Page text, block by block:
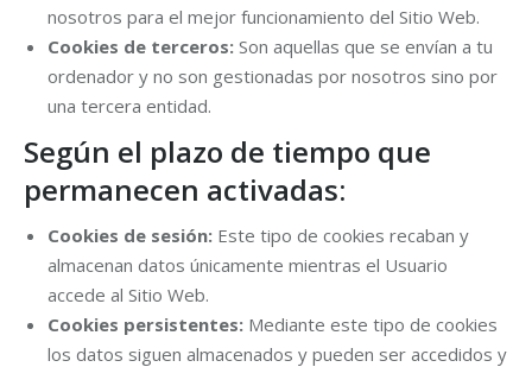
nosotros para el mejor funcionamiento del Sitio Web.
Cookies de terceros: Son aquellas que se envían a tu
ordenador y no son gestionadas por nosotros sino por
una tercera entidad.
Según el plazo de tiempo que
permanecen activadas:
Cookies de sesión: Este tipo de cookies recaban y
almacenan datos únicamente mientras el Usuario
accede al Sitio Web.
Cookies persistentes: Mediante este tipo de cookies
los datos siguen almacenados y pueden ser accedidos y